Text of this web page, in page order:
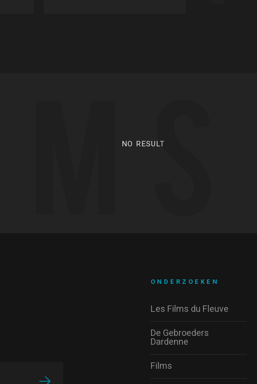
NO RESULT
ONDERZOEKEN
Les Films du Fleuve
De Gebroeders
Dardenne
Films